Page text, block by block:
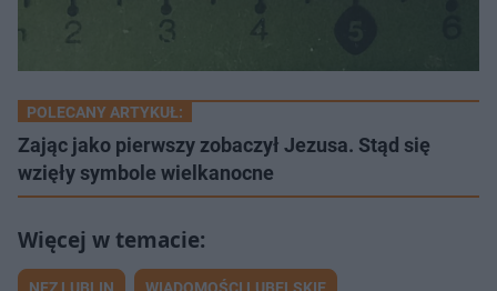
POLECANY ARTYKUŁ:
Zając jako pierwszy zobaczył Jezusa. Stąd się
wzięły symbole wielkanocne